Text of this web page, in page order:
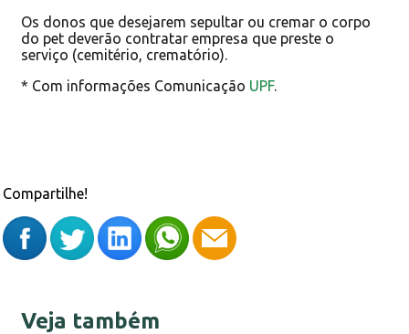
Os donos que desejarem sepultar ou cremar o corpo
do pet deverão contratar empresa que preste o
serviço (cemitério, crematório).
* Com informações Comunicação UPF.
Compartilhe!
Veja também